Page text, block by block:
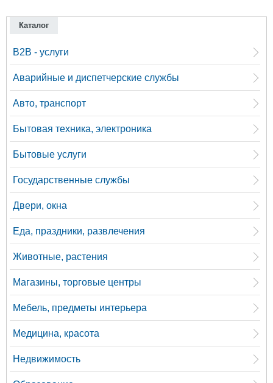
Каталог
B2B - услуги
Аварийные и диспетчерские службы
Авто, транспорт
Бытовая техника, электроника
Бытовые услуги
Государственные службы
Двери, окна
Еда, праздники, развлечения
Животные, растения
Магазины, торговые центры
Мебель, предметы интерьера
Медицина, красота
Недвижимость